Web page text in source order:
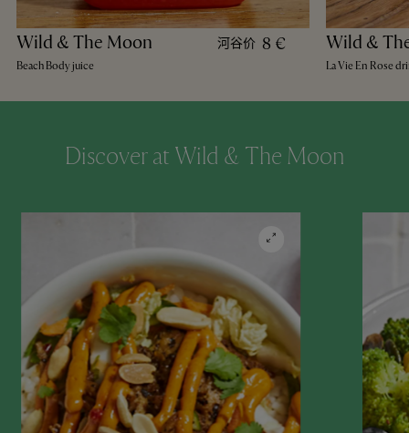
Wild & The Moon
Beach Body juice
河谷价 8 € Wild &
La Vie En Rose
Discover at Wild & The Moon